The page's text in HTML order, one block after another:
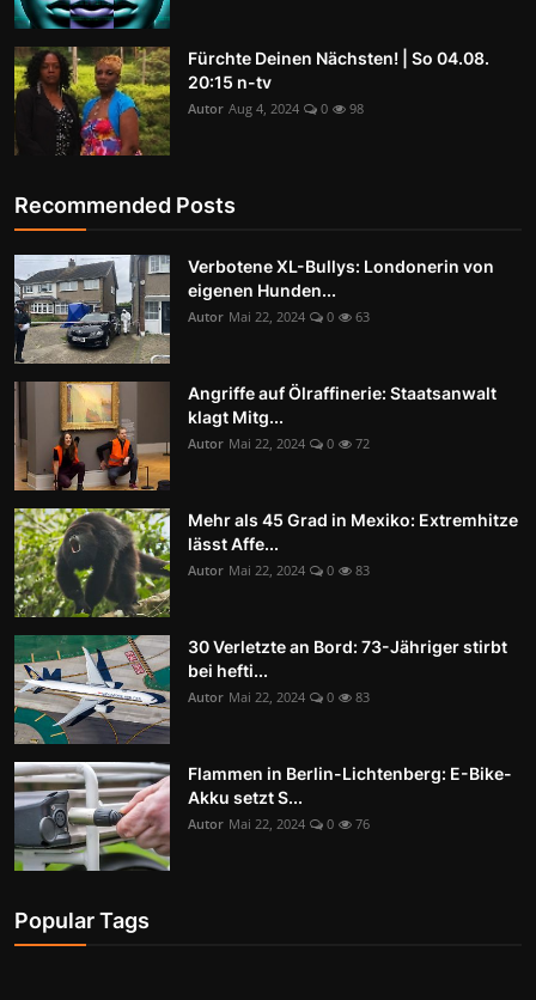
Fürchte Deinen Nächsten! | So 04.08.
20:15 n-tv
Autor Aug 4, 2024 0 98
Recommended Posts
Verbotene XL-Bullys: Londonerin von
eigenen Hunden...
Autor Mai 22, 2024 0 63
Angriffe auf Ölraffinerie: Staatsanwalt
klagt Mitg...
Autor Mai 22, 2024 0 72
Mehr als 45 Grad in Mexiko: Extremhitze
lässt Affe...
Autor Mai 22, 2024 0 83
30 Verletzte an Bord: 73-Jähriger stirbt
bei hefti...
Autor Mai 22, 2024 0 83
Flammen in Berlin-Lichtenberg: E-Bike-
Akku setzt S...
Autor Mai 22, 2024 0 76
Popular Tags